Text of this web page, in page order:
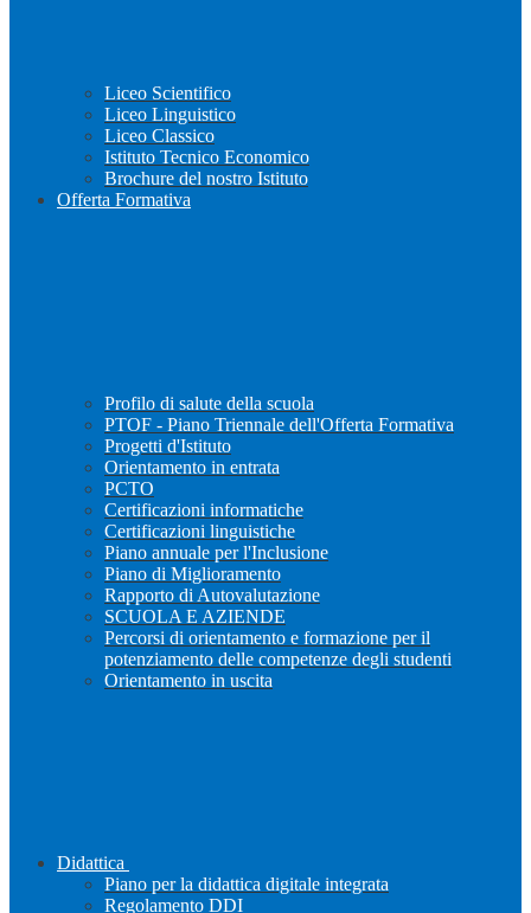
Liceo Scientifico
Liceo Linguistico
Liceo Classico
Istituto Tecnico Economico
Brochure del nostro Istituto
Offerta Formativa
Profilo di salute della scuola
PTOF - Piano Triennale dell'Offerta Formativa
Progetti d'Istituto
Orientamento in entrata
PCTO
Certificazioni informatiche
Certificazioni linguistiche
Piano annuale per l'Inclusione
Piano di Miglioramento
Rapporto di Autovalutazione
SCUOLA E AZIENDE
Percorsi di orientamento e formazione per il
potenziamento delle competenze degli studenti
Orientamento in uscita
Didattica
Piano per la didattica digitale integrata
Regolamento DDI